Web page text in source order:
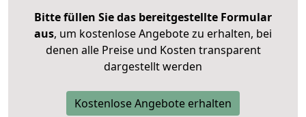
Bitte füllen Sie das bereitgestellte Formular
aus, um kostenlose Angebote zu erhalten, bei
denen alle Preise und Kosten transparent
dargestellt werden
Kostenlose Angebote erhalten